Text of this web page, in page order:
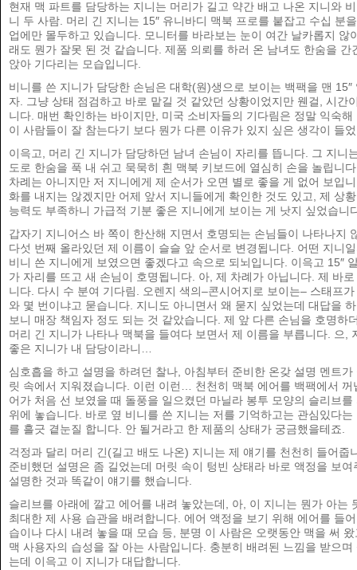
현재 맥 파트를 담당하는 지니는 머리가 길고 약간 배고 나온 지니와
니 두 사람. 머리 긴 지니는 15″ 유니바디 맥북 프로를 붙잡고 수십 분
업에만 몰두하고 있습니다. 모니터를 바라보는 눈이 여간 날카롭지 않
래도 뭔가 잘못 된 것 같습니다. 제품 의뢰를 하러 온 남녀도 한숨을 간
앉아 기다리는 모습입니다.
비니를 쓴 지니가 담당한 손님은 대학(원)생으로 보이는 백팩을 맨 15″
자. 그냥 상태 점검하고 바로 맡길 것 같았던 상황이었지만 웬걸, 시간
니다. 매번 확인하는 바이지만, 미국 소비자들의 기다림은 정말 익숙해
이 사람들이 잘 참는다기 보다 뭔가 다른 이유가 있지 싶은 생각이 들
이윽고, 머리 긴 지니가 담당하던 남녀 손님이 자리를 뜹니다. 그 지니
도로 한숨을 푹 내 쉬고 묵묵히 흰 맥북 키보드에 열심히 손을 놀립니
차례는 아니지만 저 지니에게 제 순서가 오면 별로 좋을 게 없어 보입
화를 내지는 않겠지만 어제 앞서 지니들에게 확인한 것도 있고, 제 상
능력도 부족하니 가급적 기분 좋은 지니에게 보이는 게 낫지 싶었습니
갑자기 지니어스 바 쪽이 한산해 지면서 호명되는 손님들이 나타나지
다섯 번째 올라있던 제 이름이 슬슬 앞 순서로 변경됩니다. 어떤 지니
비니 쓴 지니에게 보였으면 좋겠다고 속으로 되뇌입니다. 이윽고 15″
가 자리를 뜨고 새 손님이 호명됩니다. 아, 제 차례가 아닙니다. 제 바
니다. 다시 수 분여 기다림. 오렌지 색의–콘시어지로 보이는– 스태프
와 몇 번이냐고 묻습니다. 지니도 아니면서 왜 묻지 싶었는데 대답을
보니 매장 책임자 정도 되는 것 같았습니다. 제 앞 다른 손님을 호명하
머리 긴 지니가 나타나 맥북을 들여다 보면서 제 이름을 부릅니다. 으,
좋은 지니가 내 담당이라니…
심호흡을 하고 설명을 하려던 찰나, 아침부터 준비한 온갖 설명 멘트가
릿 속에서 지워졌습니다. 이런 이런… 천천히 맥북 에어를 백팩에서 꺼
어가 처음 선 보였을 때 돌풍을 일으켰던 마닐라 봉투 모양의 슬리브를
위에 놓습니다. 바로 옆 비니를 쓴 지니는 저를 기억하고는 관심있다는
를 흘긋 곁눈질 합니다. 안 될거라고 한 제품의 상태가 궁금했을테죠.
걱정과 달리 머리 긴(길고 배도 나온) 지니는 제 얘기를 천천히 들어줍
준비했던 설명은 좀 길었는데 머릿 속이 텅빈 상태라 바로 액정을 보여
설명한 것과 똑같이 얘기를 했습니다.
슬리브를 아래에 깔고 에어를 내려 놓았는데, 아, 이 지니는 뭔가 아는
최대한 제 사용 습관을 배려합니다. 에어 액정을 보기 위해 에어를 들
습이나 다시 내려 놓을 때 모습 등, 분명 이 사람은 오랫동안 맥을 써
맥 사용자의 습성을 잘 아는 사람입니다. 충분히 배려된 느낌을 받으며
는데 이윽고 이 지니가 대답합니다.